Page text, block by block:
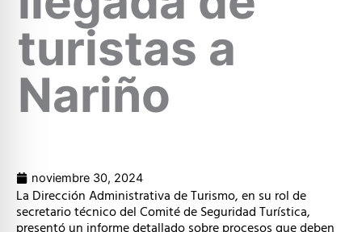
turistas a
Nariño
noviembre 30, 2024
La Dirección Administrativa de Turismo, en su rol de
secretario técnico del Comité de Seguridad Turística,
presentó un informe detallado sobre procesos que deben